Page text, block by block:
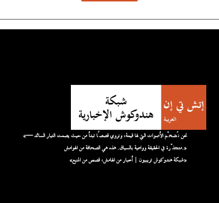
«نحن نُضخّم الأصوات التي لها قيمة، ونروي قصصًا تبدأ من حيث يصمت التيار السائد —
متجذّرة في الحقيقة وواعية بالسياق. هذه هي الصحافة من الهوامش.»
«شبكة هندوكوش تريبيون | أخبار من الهامش، قصص من المنبع»